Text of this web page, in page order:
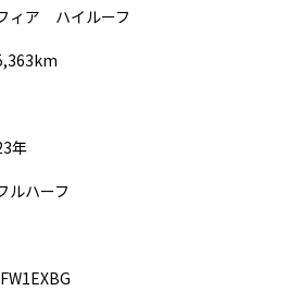
ィア ハイルーフ
年
ルハーフ